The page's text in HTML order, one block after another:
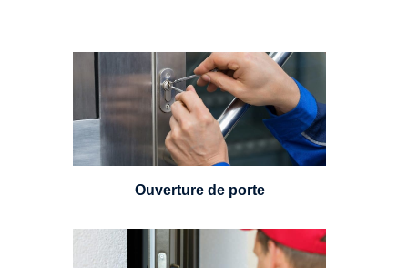
Vous avez perdu vos clés ou la
porte s'est refermée derrière vous
? Un serrurier est disponible
24h/7.
Ouverture de porte
Un serrurier sera en mesure de